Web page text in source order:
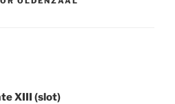
XIII (slot)